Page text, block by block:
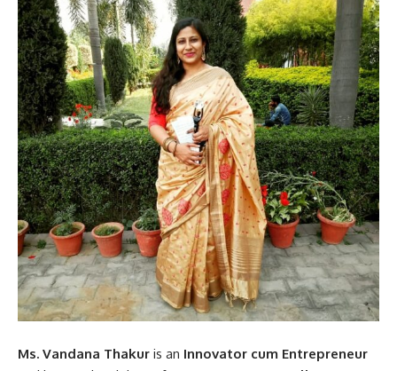
Ms. Vandana Thakur is an Innovator cum Entrepreneur